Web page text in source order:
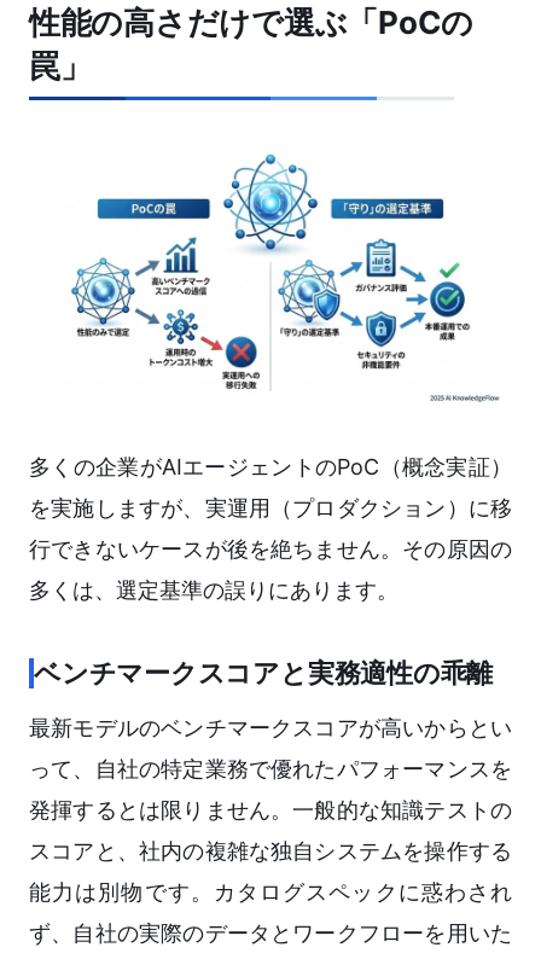
性能の高さだけで選ぶ「PoCの
罠」
多くの企業がAIエージェントのPoC（概念実証）
を実施しますが、実運用（プロダクション）に移
行できないケースが後を絶ちません。その原因の
多くは、選定基準の誤りにあります。
ベンチマークスコアと実務適性の乖離
最新モデルのベンチマークスコアが高いからとい
って、自社の特定業務で優れたパフォーマンスを
発揮するとは限りません。一般的な知識テストの
スコアと、社内の複雑な独自システムを操作する
能力は別物です。カタログスペックに惑わされ
ず、自社の実際のデータとワークフローを用いた